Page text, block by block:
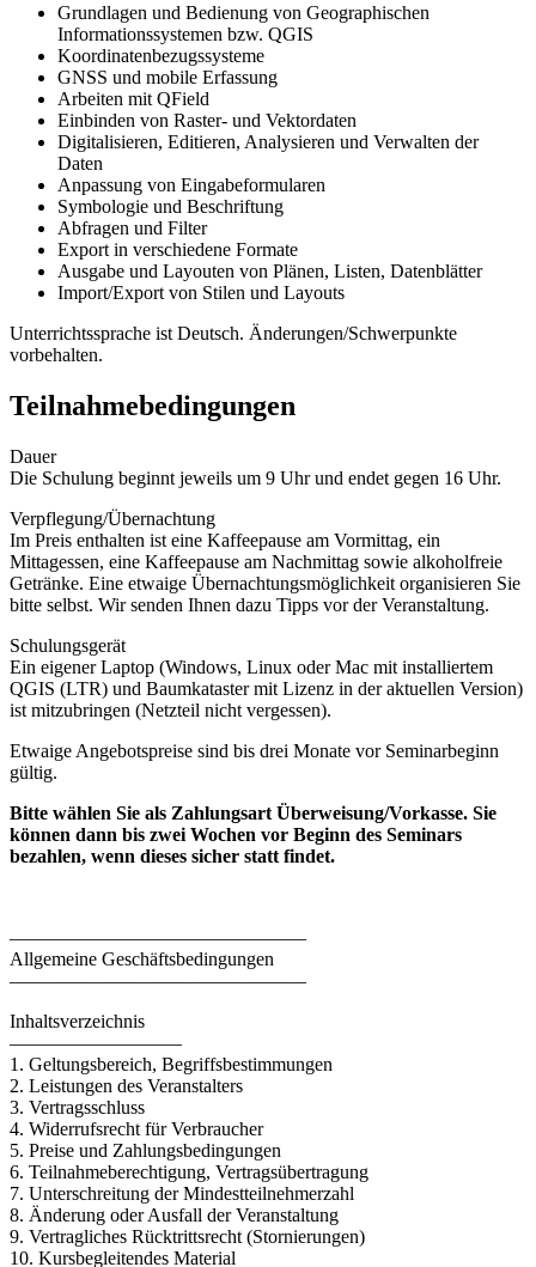
Grundlagen und Bedienung von Geographischen
Informationssystemen bzw. QGIS
Koordinatenbezugssysteme
GNSS und mobile Erfassung
Arbeiten mit QField
Einbinden von Raster- und Vektordaten
Digitalisieren, Editieren, Analysieren und Verwalten der
Daten
Anpassung von Eingabeformularen
Symbologie und Beschriftung
Abfragen und Filter
Export in verschiedene Formate
Ausgabe und Layouten von Plänen, Listen, Datenblätter
Import/Export von Stilen und Layouts
Unterrichtssprache ist Deutsch. Änderungen/Schwerpunkte
vorbehalten.
Teilnahmebedingungen
Dauer
Die Schulung beginnt jeweils um 9 Uhr und endet gegen 16 Uhr.
Verpflegung/Übernachtung
Im Preis enthalten ist eine Kaffeepause am Vormittag, ein
Mittagessen, eine Kaffeepause am Nachmittag sowie alkoholfreie
Getränke. Eine etwaige Übernachtungsmöglichkeit organisieren Sie
bitte selbst. Wir senden Ihnen dazu Tipps vor der Veranstaltung.
Schulungsgerät
Ein eigener Laptop (Windows, Linux oder Mac mit installiertem
QGIS (LTR) und Baumkataster mit Lizenz in der aktuellen Version)
ist mitzubringen (Netzteil nicht vergessen).
Etwaige Angebotspreise sind bis drei Monate vor Seminarbeginn
gültig.
Bitte wählen Sie als Zahlungsart Überweisung/Vorkasse. Sie
können dann bis zwei Wochen vor Beginn des Seminars
bezahlen, wenn dieses sicher statt findet.
–––––––––––––––––––––––––––––––
Allgemeine Geschäftsbedingungen
–––––––––––––––––––––––––––––––
Inhaltsverzeichnis
––––––––––––––––––
1. Geltungsbereich, Begriffsbestimmungen
2. Leistungen des Veranstalters
3. Vertragsschluss
4. Widerrufsrecht für Verbraucher
5. Preise und Zahlungsbedingungen
6. Teilnahmeberechtigung, Vertragsübertragung
7. Unterschreitung der Mindestteilnehmerzahl
8. Änderung oder Ausfall der Veranstaltung
9. Vertragliches Rücktrittsrecht (Stornierungen)
10. Kursbegleitendes Material